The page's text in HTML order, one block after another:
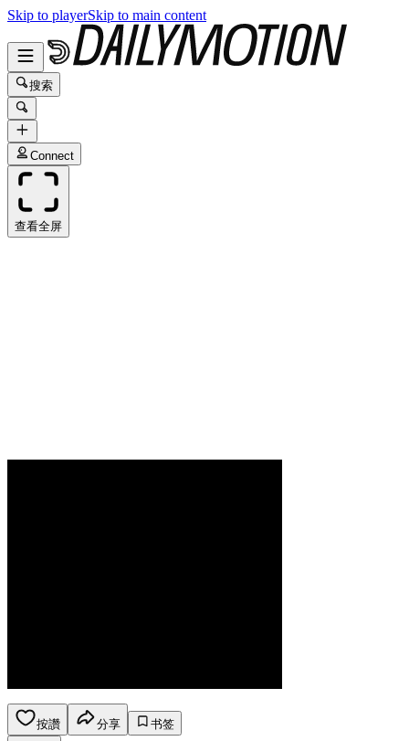
Skip to playerSkip to main content
搜索
Connect
查看全屏
按讚 分享
书签